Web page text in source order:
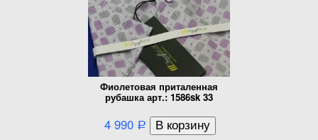
Фиолетовая приталенная
рубашка арт.: 1586sk 33
4 990 Р